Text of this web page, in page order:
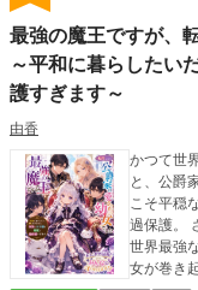
最強の魔王ですが、
～平和に暮らしたい
護すぎます～
由香
かつて世界を統べ
と、公爵
こそ平穏
過保護。 さらには王子や聖獣まで集まり始めて……？ 本人は
世界最強な
女が巻き